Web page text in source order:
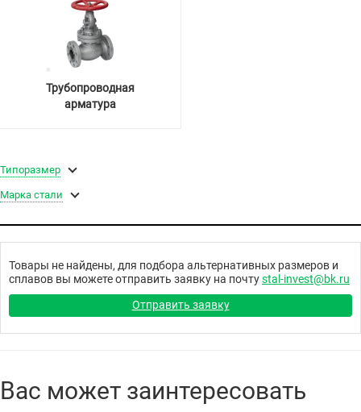
Трубопроводная
арматура
Типоразмер
Марка стали
Товары не найдены, для подбора альтернативных размеров и
сплавов вы можете отправить заявку на почтуstal-invest@bk.ru
Отправить заявку
Вас может заинтересовать